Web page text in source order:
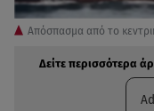
Απόσπασμα από το
Δείτε περισσότερα